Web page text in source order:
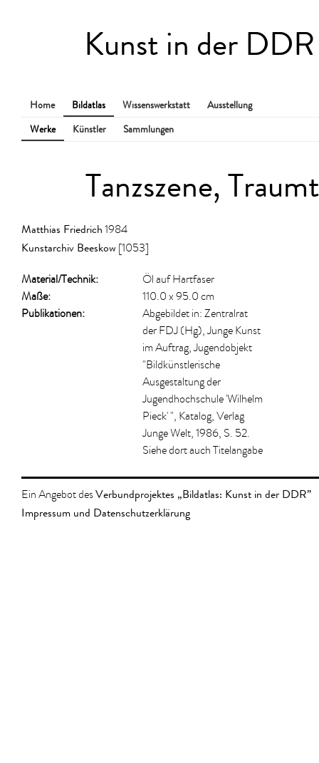
Kunst in der DDR
Home Bildatlas Wissenswerkstatt
Ausstellung
Werke
Künstler Sammlungen
Tanzszene,
Matthias Friedrich 1984
Kunstarchiv Beeskow [1053]
Material/​Technik:
Öl auf Hartfaser
Maße:
110.0 x 95.0 cm
Publikationen:
Abgebildet in: Zentralrat
der FDJ (Hg), Junge Kunst
im Auftrag, Jugendobjekt
"Bildkünstlerische
Ausgestaltung der
Jugendhochschule 'Wilhelm
Pieck' ", Katalog, Verlag
Junge Welt, 1986, S. 52.
Siehe dort auch Titelangabe
Ein Angebot desVerbundprojektes „Bildatlas: Kunst in der DDR”
Impressum und Datenschutzerklärung